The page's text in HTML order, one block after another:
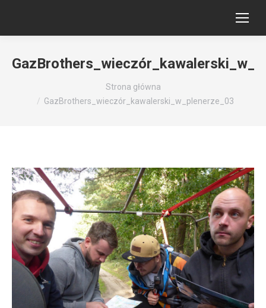
Strona główna
GazBrothers_wieczór_kawalerski_w_plenerze_03